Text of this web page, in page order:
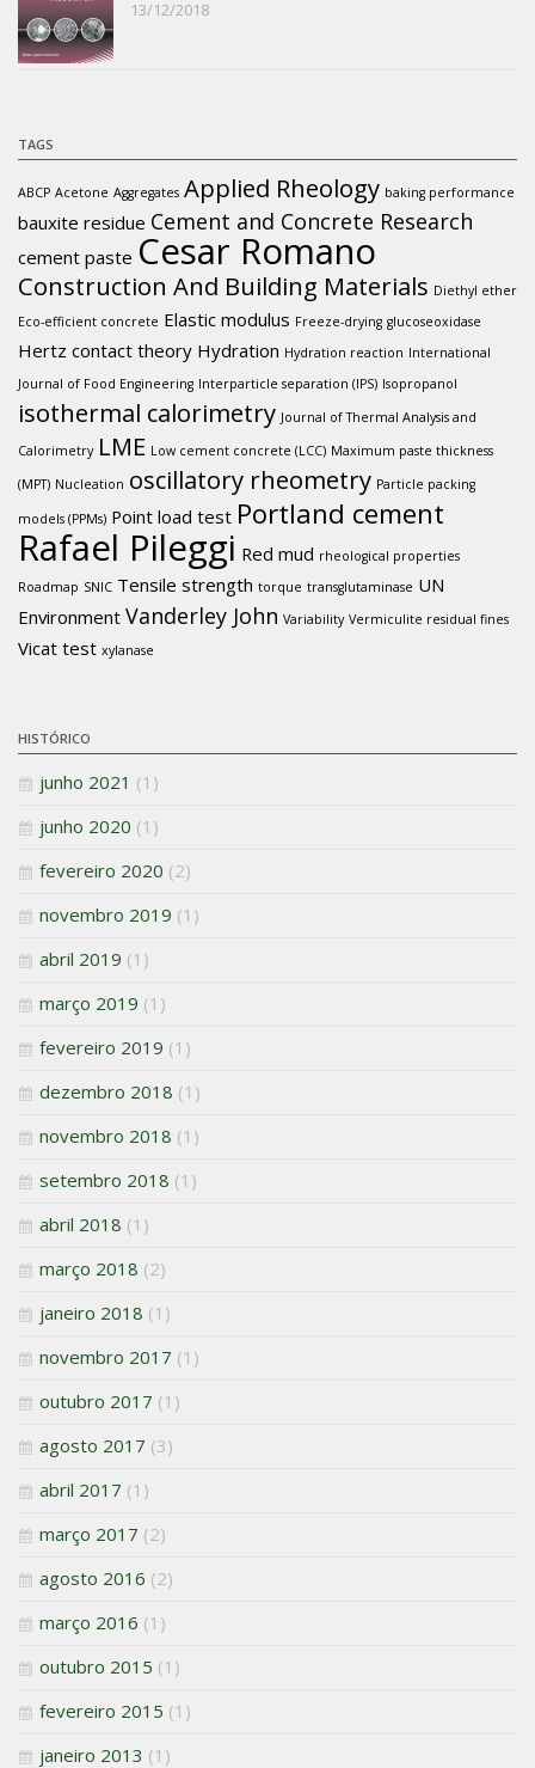
13/12/2018
TAGS
ABCP Acetone Aggregates Applied Rheology baking performance
bauxite residue Cement and Concrete Research
cement paste Cesar Romano
Construction And Building Materials Diethyl ether
Eco-efficient concrete Elastic modulus Freeze-drying glucoseoxidase
Hertz contact theory Hydration Hydration reaction International
Journal of Food Engineering Interparticle separation (IPS) Isopropanol
isothermal calorimetry Journal of Thermal Analysis and
Calorimetry LME Low cement concrete (LCC) Maximum paste thickness
(MPT) Nucleation oscillatory rheometry Particle packing
models (PPMs) Point load test Portland cement
Rafael Pileggi Red mud rheological properties
Roadmap SNIC Tensile strength torque transglutaminase UN
Environment Vanderley John Variability Vermiculite residual fines
Vicat test xylanase
HISTÓRICO
junho 2021 (1)
junho 2020 (1)
fevereiro 2020 (2)
novembro 2019 (1)
abril 2019 (1)
março 2019 (1)
fevereiro 2019 (1)
dezembro 2018 (1)
novembro 2018 (1)
setembro 2018 (1)
abril 2018 (1)
março 2018 (2)
janeiro 2018 (1)
novembro 2017 (1)
outubro 2017 (1)
agosto 2017 (3)
abril 2017 (1)
março 2017 (2)
agosto 2016 (2)
março 2016 (1)
outubro 2015 (1)
fevereiro 2015 (1)
janeiro 2013 (1)